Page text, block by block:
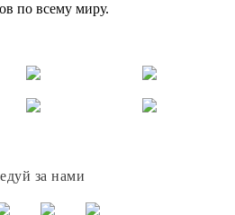
по всему миру.
за нами